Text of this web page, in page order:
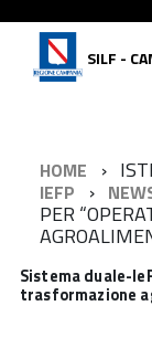
SILF -
HOME
IEFP
PER
Sistema duale-
trasformazione